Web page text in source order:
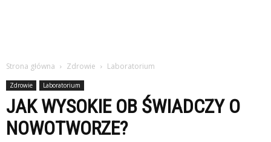
Strona główna Zdrowie Laboratorium
Zdrowie Laboratorium
JAK WYSOKIE OB ŚWIADCZY O
NOWOTWORZE?